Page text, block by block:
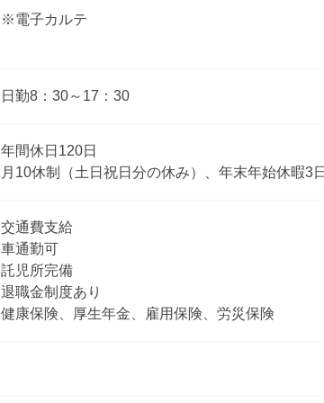
※電子カルテ
日勤8：30～17：30
年間休日120日
月10休制（土日祝日分の休み）、年末年始休暇3
交通費支給
車通勤可
託児所完備
退職金制度あり
健康保険、厚生年金、雇用保険、労災保険